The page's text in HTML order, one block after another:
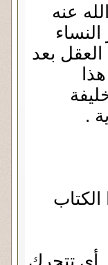
عنه
بعد
.
,أي تتحرك